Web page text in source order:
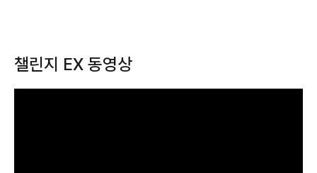
챌린지 EX 동영상